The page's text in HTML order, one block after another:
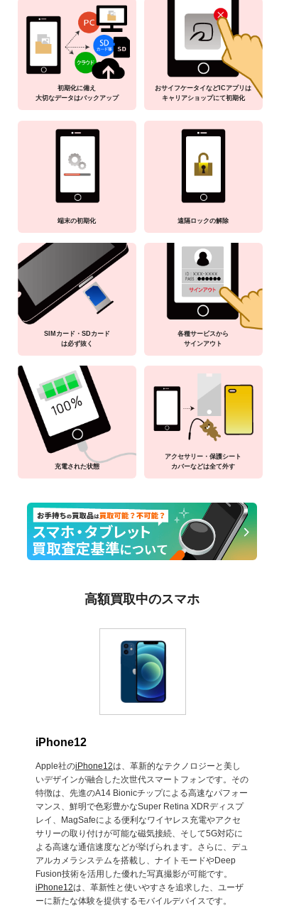
初期化に備え
大切なデータはバックアップ
おサイフケータイなどICアプリは
キャリアショップにて初期化
端末の初期化 遠隔ロックの解除
SIMカード・SDカード
は必ず抜く
各種サービスから
サインアウト
充電された状態
アクセサリー・保護シート
カバーなどは全て外す
高額買取中のスマホ
iPhone12
Apple社のiPhone12は、革新的なテクノロジーと美し
いデザインが融合した次世代スマートフォンです。その
特徴は、先進のA14 Bionicチップによる高速なパフォー
マンス、鮮明で色彩豊かなSuper Retina XDRディスプ
レイ、MagSafeによる便利なワイヤレス充電やアクセ
サリーの取り付けが可能な磁気接続、そして5G対応に
よる高速な通信速度などが挙げられます。さらに、デュ
アルカメラシステムを搭載し、ナイトモードやDeep
Fusion技術を活用した優れた写真撮影が可能です。
iPhone12は、革新性と使いやすさを追求した、ユーザ
ーに新たな体験を提供するモバイルデバイスです。